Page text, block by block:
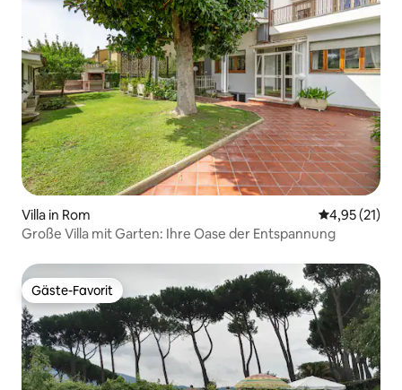
Villa in Rom
4,95 (21)
Große Villa mit Garten: Ihre Oase der Entspannung
Gäste-Favorit
Gäste-Favorit